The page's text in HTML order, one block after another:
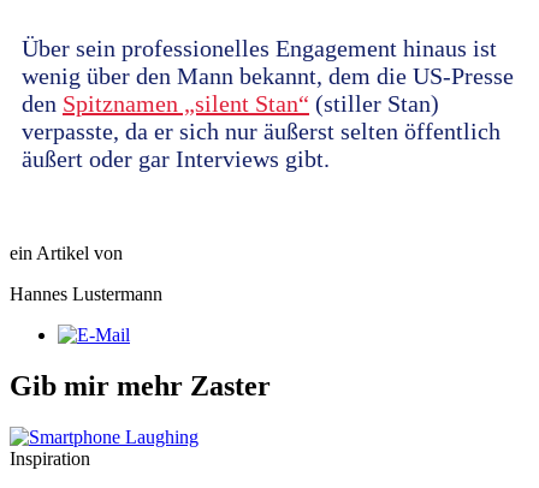
Über sein professionelles Engagement hinaus ist
wenig über den Mann bekannt, dem die US-Presse
den Spitznamen „silent Stan“ (stiller Stan)
verpasste, da er sich nur äußerst selten öffentlich
äußert oder gar Interviews gibt.
ein Artikel von
Hannes Lustermann
Gib mir mehr Zaster
Inspiration